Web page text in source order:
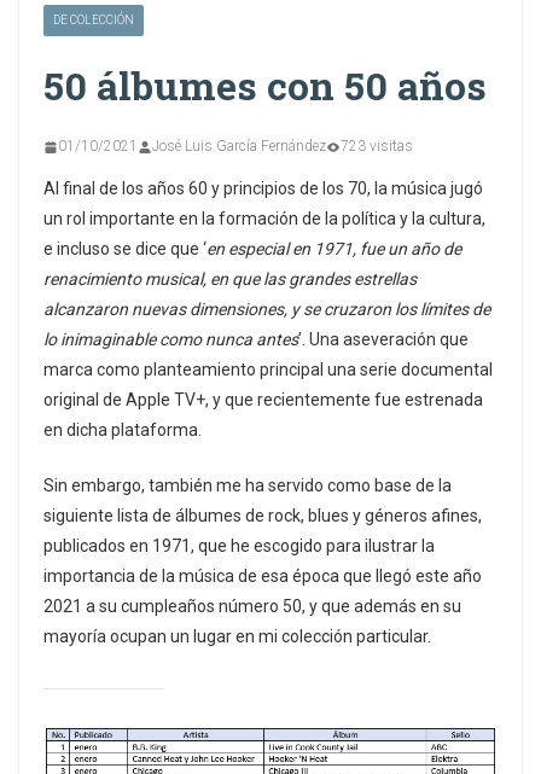
DE COLECCIÓN
50 álbumes con 50 años
01/10/2021 José Luis García Fernández 723 visitas
Al final de los años 60 y principios de los 70, la música jugó
un rol importante en la formación de la política y la cultura,
e incluso se dice que ‘en especial en 1971, fue un año de
renacimiento musical, en que las grandes estrellas
alcanzaron nuevas dimensiones, y se cruzaron los límites de
lo inimaginable como nunca antes’. Una aseveración que
marca como planteamiento principal una serie documental
original de Apple TV+, y que recientemente fue estrenada
en dicha plataforma.
Sin embargo, también me ha servido como base de la
siguiente lista de álbumes de rock, blues y géneros afines,
publicados en 1971, que he escogido para ilustrar la
importancia de la música de esa época que llegó este año
2021 a su cumpleaños número 50, y que además en su
mayoría ocupan un lugar en mi colección particular.